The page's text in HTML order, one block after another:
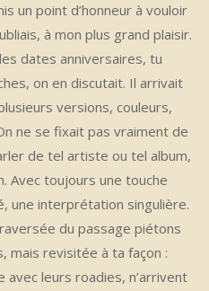
un point d’honneur à vouloir
à mon plus grand plaisir.
dates anniversaires, tu
on en discutait. Il arrivait
versions, couleurs,
ne se fixait pas vraiment de
de tel artiste ou tel album,
Avec toujours une touche
une interprétation singulière.
du passage piétons
mais revisitée à ta façon :
avec leurs roadies, n’arrivent